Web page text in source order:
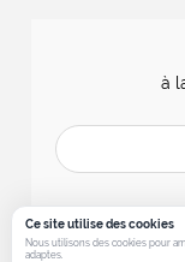
à
Ce site utilise des cookies
Nous utilisons des cookies pour
adaptes.